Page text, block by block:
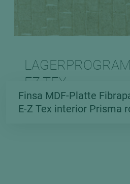
EZ TEX
Finsa MDF-Platte
E-Z Tex interior Prisma